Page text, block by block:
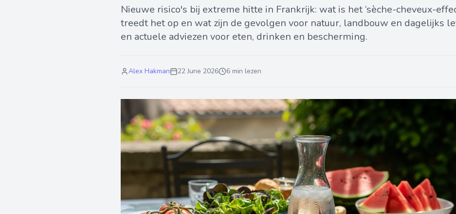
Nieuwe risico's bij extreme hitte in Frankrijk: wat is het ‘sèche-cheveux-
treedt het op en wat zijn de gevolgen voor natuur, landbouw en dagelijks
en actuele adviezen voor eten, drinken en bescherming.
Alex Hakman 22 June 2026 6 min lezen